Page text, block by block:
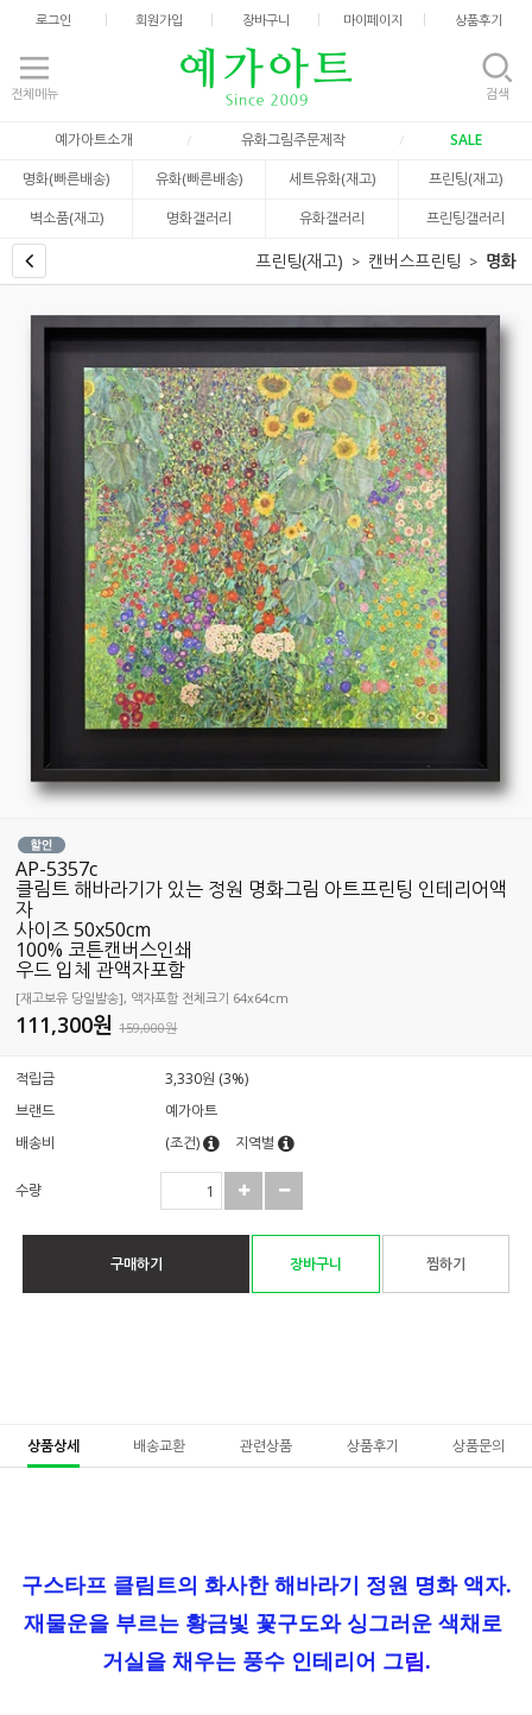
로그인 회원가입 장바구니 마이페이지 상품후기
전체메뉴 검색
예가아트소개 유화그림주문제작
SALE
명화(빠른배송)
유화(빠른배송) 세트유화(재고)
프린팅(재고)
벽소품(재고)
명화갤러리 유화갤러리 프린팅갤러리
프린팅(재고) 캔버스프린팅 명화
AP-5357c
클림트 해바라기가 있는 정원 명화그림 아트프린팅 인테리어액
자
사이즈 50x50cm
100% 코튼캔버스인쇄
우드 입체 관액자포함
[재고보유 당일발송], 액자포함 전체크기 64x64cm
111,300원159,000원
적립금
3,330원 (3%)
브랜드
예가아트
배송비
(조건) 지역별
수량
구매하기 장바구니 찜하기
상품상세 배송교환 관련상품 상품후기 상품문의
구스타프 클림트의 화사한 해바라기 정원 명화 액자.
재물운을 부르는 황금빛 꽃구도와 싱그러운 색채로
거실을 채우는 풍수 인테리어 그림.